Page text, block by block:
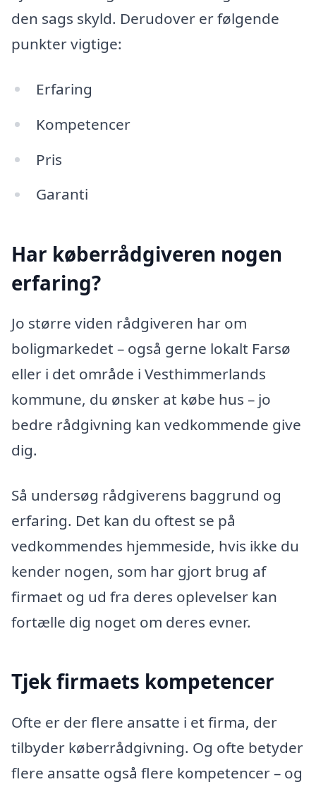
den sags skyld. Derudover er følgende
punkter vigtige:
Erfaring
Kompetencer
Pris
Garanti
Har køberrådgiveren nogen
erfaring?
Jo større viden rådgiveren har om
boligmarkedet – også gerne lokalt Farsø
eller i det område i Vesthimmerlands
kommune, du ønsker at købe hus – jo
bedre rådgivning kan vedkommende give
dig.
Så undersøg rådgiverens baggrund og
erfaring. Det kan du oftest se på
vedkommendes hjemmeside, hvis ikke du
kender nogen, som har gjort brug af
firmaet og ud fra deres oplevelser kan
fortælle dig noget om deres evner.
Tjek firmaets kompetencer
Ofte er der flere ansatte i et firma, der
tilbyder køberrådgivning. Og ofte betyder
flere ansatte også flere kompetencer – og